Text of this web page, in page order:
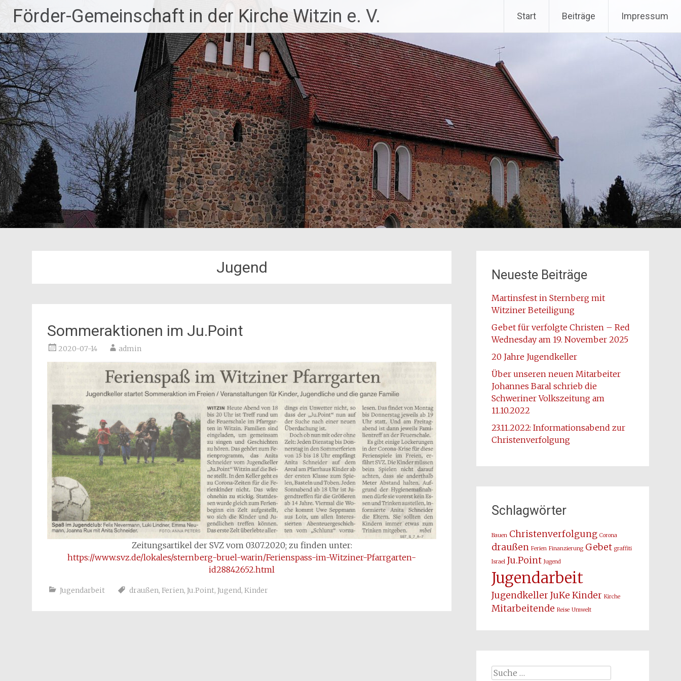
Inhalt
springen
Förder-Gemeinschaft in der Kirche Witzin e. V. Start Beiträge Impressum
Jugend
Sommeraktionen im Ju.Point
2020-07-14 admin
Zeitungsartikel der SVZ vom 03.07.2020; zu finden unter:
https://www.svz.de/lokales/sternberg-bruel-warin/Ferienspass-im-Witziner-Pfarrgarten-
id28842652.html
Jugendarbeit draußen, Ferien, Ju.Point, Jugend, Kinder
Neueste Beiträge
Martinsfest in Sternberg mit
Witziner Beteiligung
Gebet für verfolgte Christen – Red
Wednesday am 19. November 2025
20 Jahre Jugendkeller
Über unseren neuen Mitarbeiter
Johannes Baral schrieb die
Schweriner Volkszeitung am
11.10.2022
23.11.2022: Informationsabend zur
Christenverfolgung
Schlagwörter
Bauen Christenverfolgung Corona
draußen Ferien Finanzierung Gebet graffiti
Israel Ju.Point Jugend
Jugendarbeit
Jugendkeller JuKe Kinder Kirche
Mitarbeitende Reise Umwelt
Suche